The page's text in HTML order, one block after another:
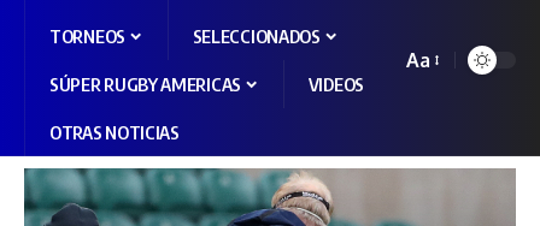
TORNEOS SELECCIONADOS
SÚPER RUGBY AMERICAS VIDEOS
OTRAS NOTICIAS
Aa